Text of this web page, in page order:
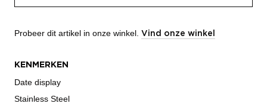
Probeer dit artikel in onze winkel. Vind onze winkel
KENMERKEN
Date display
Stainless Steel